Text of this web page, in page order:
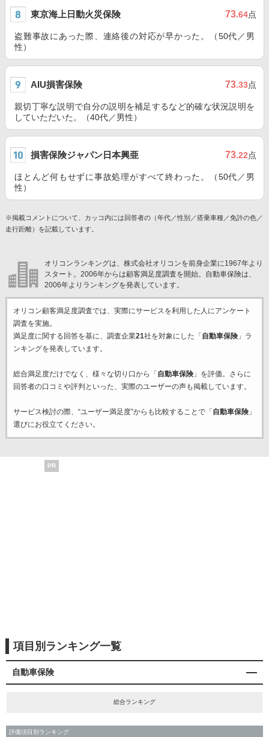
東京海上日動火災保険 73.64点
盗難事故にあった際、連絡後の対応が早かった。（50代／男
性）
AIU損害保険 73.33点
親切丁寧な説明で自分の説明を補足するなど的確な状況説明を
していただいた。（40代／男性）
損害保険ジャパン日本興亜 73.22点
ほとんど何もせずに事故処理がすべて終わった。（50代／男
性）
※掲載コメントについて、カッコ内には回答者の（年代／性別／搭乗車種／免許の色／
走行距離）を記載しています。
オリコンランキングは、株式会社オリコンを前身企業に1967年より
スタート。2006年からは顧客満足度調査を開始。自動車保険は、
2006年よりランキングを発表しています。
オリコン顧客満足度調査では、実際にサービスを利用した 人にアンケート
調査を実施。
満足度に関する回答を基に、調査企業21社を対象にした「 自動車保険」ラ
ンキングを発表しています。
総合満足度だけでなく、様々な切り口から「 自動車保険」を評価。さらに
回答者の口コミや評判といった、実際のユーザーの声も掲載しています。
サービス検討の際、“ユーザー満足度”からも比較することで「 自動車保険」
選びにお役立てください。
PR
項目別ランキング一覧
自動車保険
総合ランキング
評価項目別ランキング